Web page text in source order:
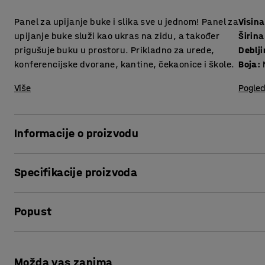
Panel za upijanje buke i slika sve u jednom! Panel za
upijanje buke služi kao ukras na zidu, a također
prigušuje buku u prostoru. Prikladno za urede,
konferencijske dvorane, kantine, čekaonice i škole.
Više
Visina
Širina
Boja:
Informacije o proizvodu
okruženju, a istovremeno čini prostor ugodnijim.
Panel ima skriveni drveni okvir koji je ispunjen posebnim
Specifikacije proizvoda
Širina: 1200
Potreban broj osoba
Popust
Možda vas zanima